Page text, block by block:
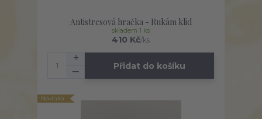
Antistresová hračka - Rukám klid
410 Kč/ks
skladem 1 ks
Přidat do košíku
Novinka